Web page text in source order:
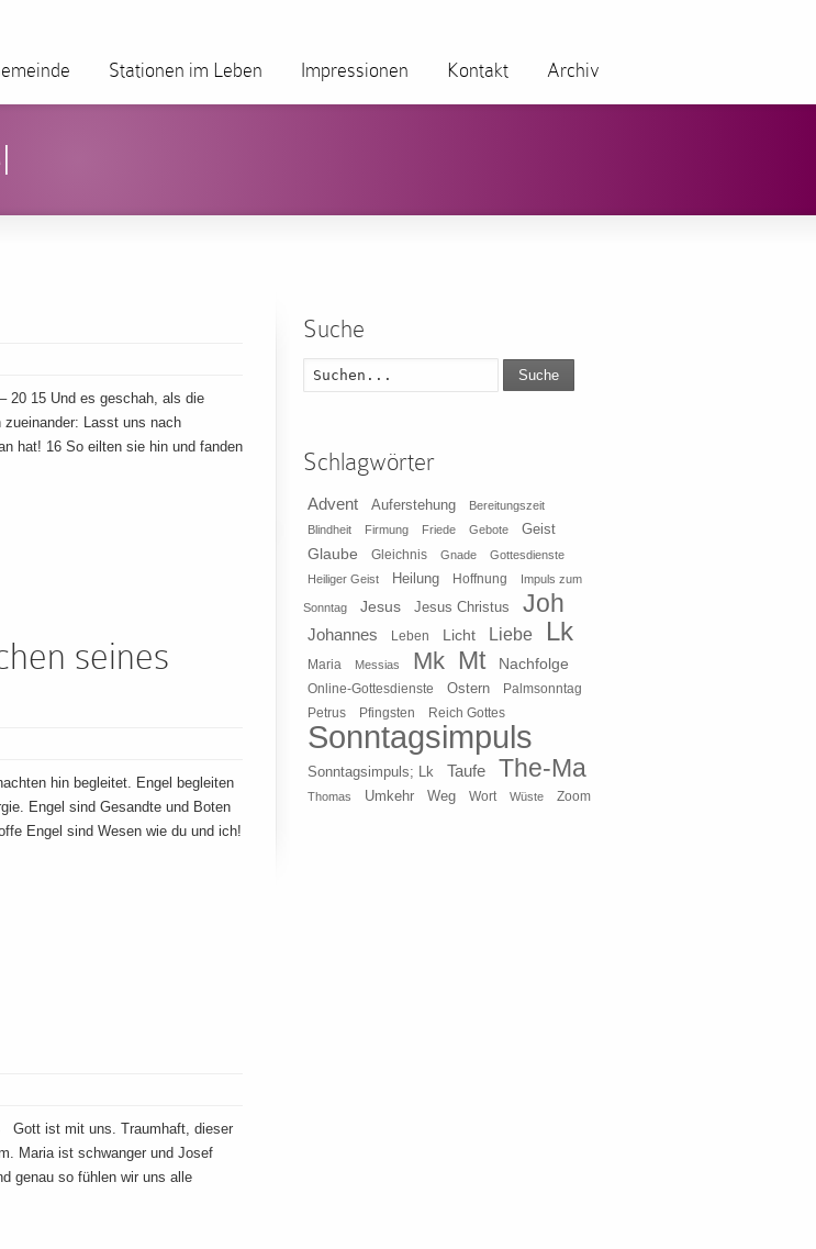
Stationen im Leben Impressionen Kontakt Archiv
20 15 Und es geschah, als die
zueinander: Lasst uns nach
hat! 16 So eilten sie hin und fanden
seines
hin begleitet. Engel begleiten
Engel sind Gesandte und Boten
Engel sind Wesen wie du und ich!
Gott ist mit uns. Traumhaft, dieser
Maria ist schwanger und Josef
genau so fühlen wir uns alle
Suche
Suche
Schlagwörter
Advent Auferstehung
Bereitungszeit
Blindheit
Firmung Friede Gebote Geist
Glaube Gleichnis Gnade
Gottesdienste
Heiliger Geist
Heilung Hoffnung Impuls zum
Sonntag Jesus Jesus Christus Joh
Johannes Leben Licht Liebe Lk
Maria Messias Mk Mt Nachfolge
Online-Gottesdienste Ostern
Palmsonntag
Petrus
Pfingsten Reich Gottes
Sonntagsimpuls
Sonntagsimpuls; Lk Taufe The-Ma
Thomas Umkehr Weg Wort Wüste Zoom